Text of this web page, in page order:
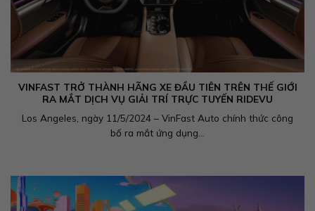
VINFAST TRỞ THÀNH HÃNG XE ĐẦU TIÊN TRÊN THẾ GIỚI
RA MẮT DỊCH VỤ GIẢI TRÍ TRỰC TUYẾN RIDEVU
Los Angeles, ngày 11/5/2024 – VinFast Auto chính thức công
bố ra mắt ứng dụng...